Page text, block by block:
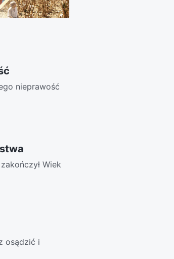
nieprawość
Wiek
osądzić i